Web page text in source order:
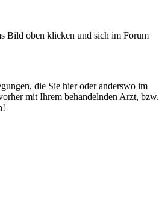
Bild oben klicken und sich im Forum
die Sie hier oder anderswo im
mit Ihrem behandelnden Arzt, bzw.